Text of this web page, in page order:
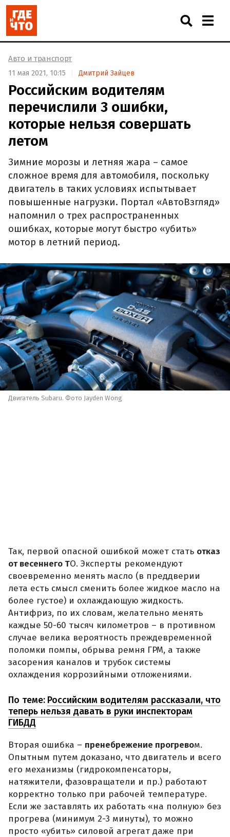
Авто и транспорт
11 мая 2021, 10:15 Дмитрий Зайцев
Российским водителям
перечислили 3 ошибки,
которые нельзя совершать
летом
Зимние морозы и летняя жара – самое
сложное время для автомобиля, поскольку
двигатель в таких условиях испытывает
повышенные нагрузки. Портал «АвтоВзгляд»
напомнил о трех распространенных
ошибках, которые могут быстро «убить»
мотор в летний период.
Двигатель Subaru. Фото Jayden Wong
Так, первой опасной ошибкой может стать отказ
от весеннего ТО. Эксперты рекомендуют
своевременно менять масло (в преддверии
лета есть смысл сменить более жидкое масло на
более густое) и охлаждающую жидкость.
Антифриз, по их словам, желательно менять
каждые 50-60 тысяч километров – в противном
случае велика вероятность преждевременной
поломки помпы, обрыва ремня ГРМ, а также
засорения каналов и трубок системы
охлаждения коррозийными отложениями.
По теме: Российским водителям рассказали, что
теперь нельзя давать в руки инспекторам
ГИБДД
Вторая ошибка – пренебрежение прогревом.
Опытным путем доказано, что двигатель и всего
его механизмы (гидрокомпенсаторы,
натяжители, фазовращатели и пр.) работают
корректно только при рабочей температуре.
Если же заставлять их работать «на полную» без
прогрева (минимум 2-3 минуты), то можно
просто «убить» силовой агрегат даже при